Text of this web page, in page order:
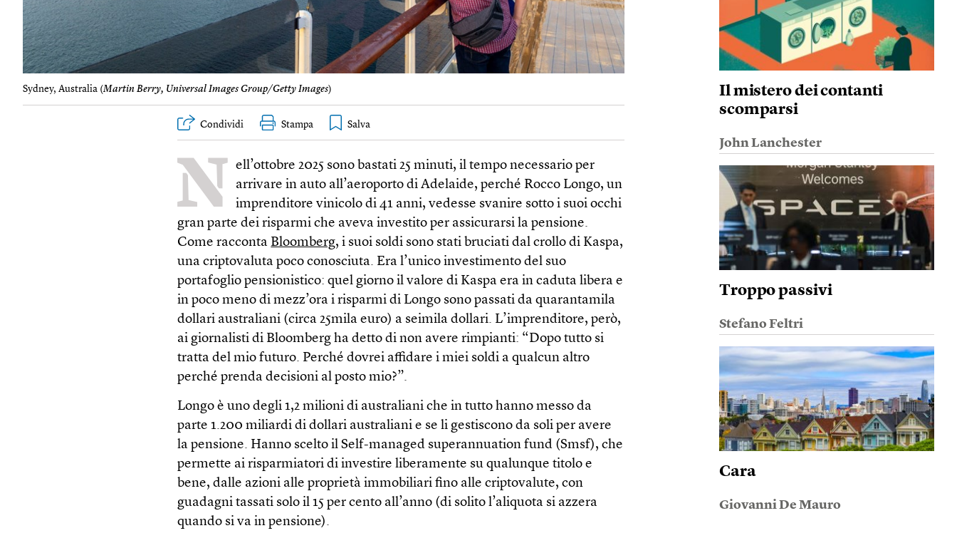
Sydney, Australia (Martin Berry, Universal Images Group/Getty Images)
Condividi Stampa
N ell’ottobre 2025 sono bastati 25 minuti, il tempo necessario per
arrivare in auto all’aeroporto di Adelaide, perché Rocco Longo, un
imprenditore vinicolo di 41 anni, vedesse svanire sotto i suoi occhi
gran parte dei risparmi che aveva investito per assicurarsi la pensione.
Come racconta Bloomberg, i suoi soldi sono stati bruciati dal crollo di Kaspa,
una criptovaluta poco conosciuta. Era l’unico investimento del suo
portafoglio pensionistico: quel giorno il valore di Kaspa era in caduta libera e
in poco meno di mezz’ora i risparmi di Longo sono passati da quarantamila
dollari australiani (circa 25mila euro) a seimila dollari. L’imprenditore, però,
ai giornalisti di Bloomberg ha detto di non avere rimpianti: “Dopo tutto si
tratta del mio futuro. Perché dovrei affidare i miei soldi a qualcun altro
perché prenda decisioni al posto mio?”.
Longo è uno degli 1,2 milioni di australiani che in tutto hanno messo da
parte 1.200 miliardi di dollari australiani e se li gestiscono da soli per avere
la pensione. Hanno scelto il Self-managed superannuation fund (Smsf), che
permette ai risparmiatori di investire liberamente su qualunque titolo e
bene, dalle azioni alle proprietà immobiliari fino alle criptovalute, con
guadagni tassati solo il 15 per cento all’anno (di solito l’aliquota si azzera
quando si va in pensione).
Il mistero dei contanti
scomparsi
John Lanchester
Troppo passivi
Stefano Feltri
Cara
Giovanni De Mauro